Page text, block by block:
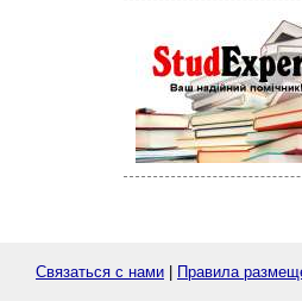
Связаться с нами Правила